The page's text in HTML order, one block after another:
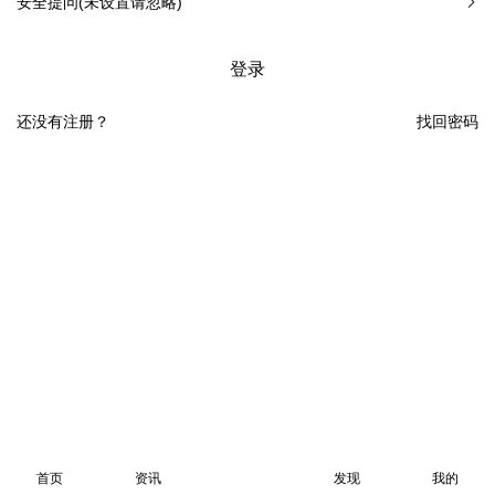
登录
找回密码
还没有注册？
首页 资讯 发现 我的